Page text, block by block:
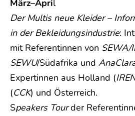
März–April
Der Multis neue Kleider –
in der Bekleidungsindustrie:
mit Referentinnen von SEWA/
SEWU/Südafrika und
Expertinnen aus Holland (
(CCK) und Österreich.
Speakers Tourder